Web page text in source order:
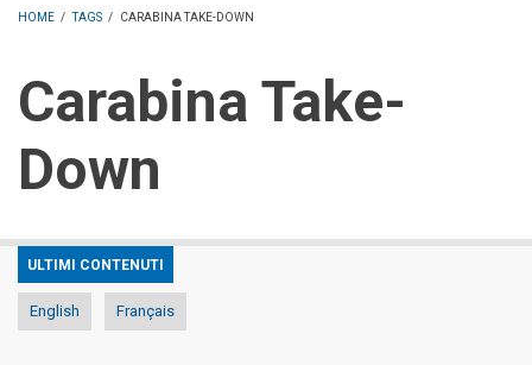
HOME / TAGS / CARABINA TAKE-DOWN
Carabina Take-
Down
ULTIMI CONTENUTI
English Français